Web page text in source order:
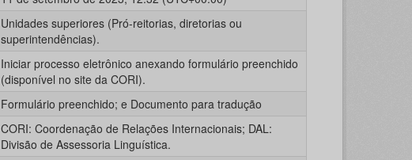
Unidades superiores (Pró-reitorias, diretorias ou
superintendências).
Iniciar processo eletrônico anexando formulário preenchido
(disponível no site da CORI).
Formulário preenchido; e Documento para tradução
CORI: Coordenação de Relações Internacionais; DAL:
Divisão de Assessoria Linguística.